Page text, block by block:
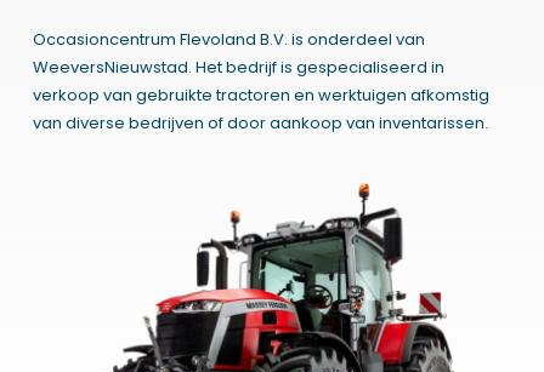
Occasioncentrum Flevoland B.V. is onderdeel van
WeeversNieuwstad. Het bedrijf is gespecialiseerd in
verkoop van gebruikte tractoren en werktuigen afkomstig
van diverse bedrijven of door aankoop van inventarissen.